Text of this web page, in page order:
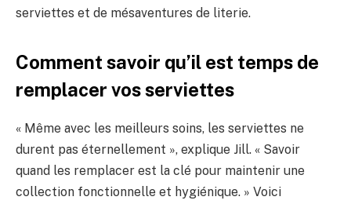
serviettes et de mésaventures de literie.
Comment savoir qu’il est temps de
remplacer vos serviettes
« Même avec les meilleurs soins, les serviettes ne
durent pas éternellement », explique Jill. « Savoir
quand les remplacer est la clé pour maintenir une
collection fonctionnelle et hygiénique. » Voici